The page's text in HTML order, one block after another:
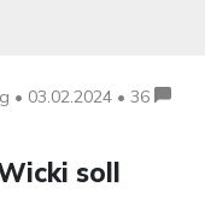
• 03.02.2024 • 36
soll